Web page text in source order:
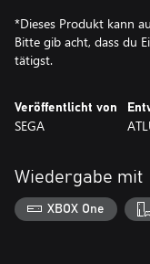
*Dieses Produkt kann
Bitte gib acht, dass du
tätigst.
Veröffentlicht von
SEGA
Wiedergabe mit
XBOX One